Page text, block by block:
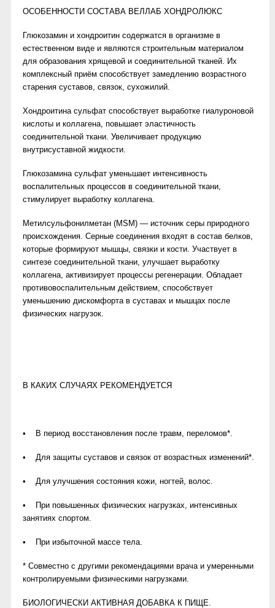
ОСОБЕННОСТИ СОСТАВА ВЕЛЛАБ ХОНДРОЛЮКС
Глюкозамин и хондроитин содержатся в организме в
естественном виде и являются строительным материалом
для образования хрящевой и соединительной тканей. Их
комплексный приём способствует замедлению возрастного
старения суставов, связок, сухожилий.
Хондроитина cульфат способствует выработке гиалуроновой
кислоты и коллагена, повышает эластичность
соединительной ткани. Увеличивает продукцию
внутрисуставной жидкости.
Глюкозамина cульфат уменьшает интенсивность
воспалительных процессов в соединительной ткани,
стимулирует выработку коллагена.
Метилсульфонилметан (MSM) — источник серы природного
происхождения. Серные соединения входят в состав белков,
которые формируют мышцы, связки и кости. Участвует в
синтезе соединительной ткани, улучшает выработку
коллагена, активизирует процессы регенерации. Обладает
противовоспалительным действием, способствует
уменьшению дискомфорта в суставах и мышцах после
физических нагрузок.
В КАКИХ СЛУЧАЯХ РЕКОМЕНДУЕТСЯ
• В период восстановления после травм, переломов*.
• Для защиты суставов и связок от возрастных изменений*.
• Для улучшения состояния кожи, ногтей, волос.
• При повышенных физических нагрузках, интенсивных
занятиях спортом.
• При избыточной массе тела.
* Совместно с другими рекомендациями врача и умеренными
контролируемыми физическими нагрузками.
БИОЛОГИЧЕСКИ АКТИВНАЯ ДОБАВКА К ПИЩЕ.